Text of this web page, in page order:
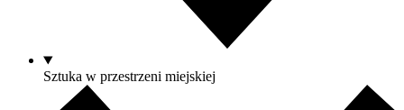
Sztuka w przestrzeni miejskiej